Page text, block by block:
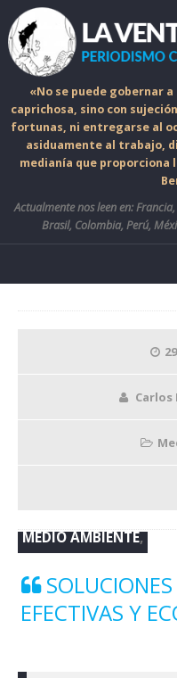
«No se puede gobernar
caprichosa, sino con
fortunas, ni entregarse al
asiduamente al trabajo,
medianía que proporciona
Actualmente nos leen en:
Brasil, Colombia, Perú,
MEDIO AMBIENTE,
EFECTIVAS Y